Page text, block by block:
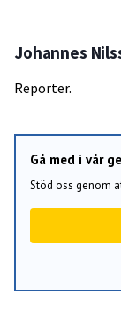
Johannes
Reporter.
Gå med i vår
Stöd oss genom